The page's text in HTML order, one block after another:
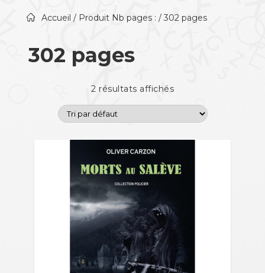
Accueil / Produit Nb pages : / 302 pages
302 pages
2 résultats affichés